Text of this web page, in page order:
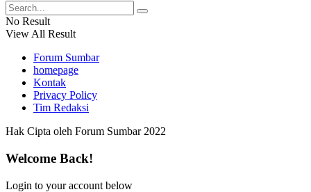
No Result
View All Result
Forum Sumbar
homepage
Kontak
Privacy Policy
Tim Redaksi
Hak Cipta oleh Forum Sumbar 2022
Welcome Back!
Login to your account below